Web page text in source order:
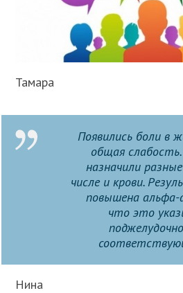
Тамара
Появились боли в
общая
назначили
числе и крови.
повышена альфа-
что это
Нина